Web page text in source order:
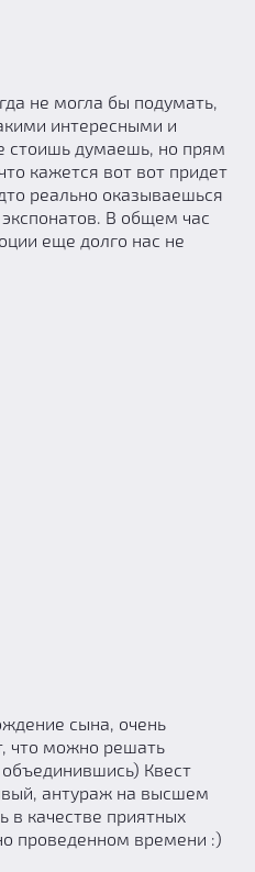
не могла бы подумать,
интересными и
стоишь думаешь, но прям
кажется вот вот придет
реально оказываешься
В общем час
еще долго нас не
сына, очень
что можно решать
Квест
антураж на высшем
в качестве приятных
проведенном времени :)